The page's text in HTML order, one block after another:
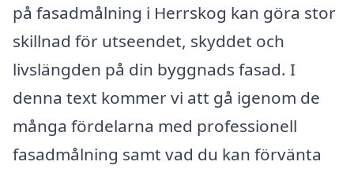
på fasadmålning i Herrskog kan göra stor
skillnad för utseendet, skyddet och
livslängden på din byggnads fasad. I
denna text kommer vi att gå igenom de
många fördelarna med professionell
fasadmålning samt vad du kan förvänta